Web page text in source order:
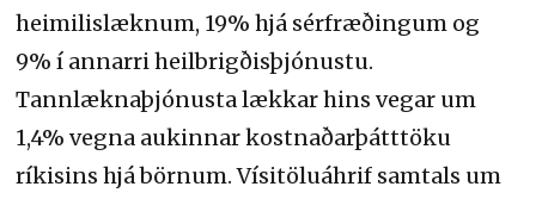
heimilislæknum, 19% hjá sérfræðingum og
9% í annarri heilbrigðisþjónustu.
Tannlæknaþjónusta lækkar hins vegar um
1,4% vegna aukinnar kostnaðarþátttöku
ríkisins hjá börnum. Vísitöluáhrif samtals um